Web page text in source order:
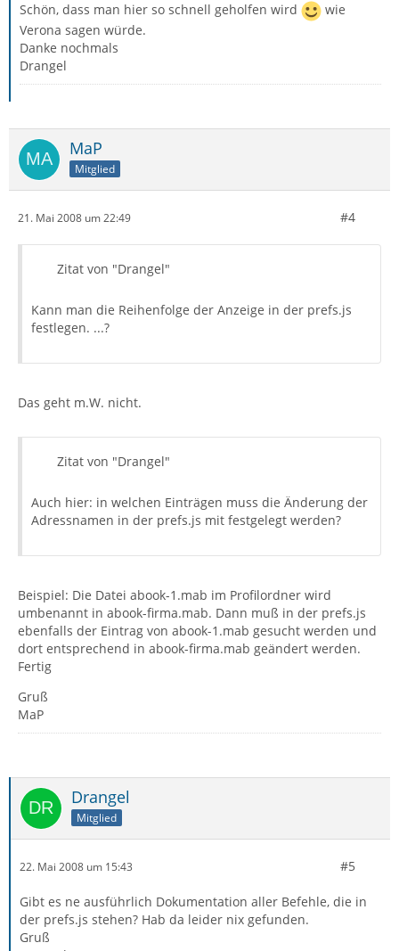
Schön, dass man hier so schnell geholfen wird
wie
Verona sagen würde.
Danke nochmals
Drangel
MaP
Mitglied
21. Mai 2008 um 22:49 #4
Zitat von "Drangel"
Kann man die Reihenfolge der Anzeige in der prefs.js
festlegen. ...?
Das geht m.W. nicht.
Zitat von "Drangel"
Auch hier: in welchen Einträgen muss die Änderung der
Adressnamen in der prefs.js mit festgelegt werden?
Beispiel: Die Datei abook-1.mab im Profilordner wird
umbenannt in abook-firma.mab. Dann muß in der prefs.js
ebenfalls der Eintrag von abook-1.mab gesucht werden und
dort entsprechend in abook-firma.mab geändert werden.
Fertig
Gruß
MaP
Drangel
Mitglied
22. Mai 2008 um 15:43 #5
Gibt es ne ausführlich Dokumentation aller Befehle, die in
der prefs.js stehen? Hab da leider nix gefunden.
Gruß